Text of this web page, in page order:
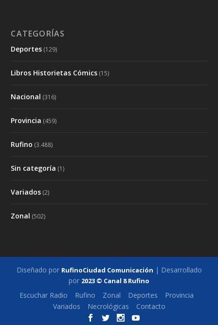
CATEGORÍAS
Deportes (129)
Libros Historietas Cómics (15)
Nacional (316)
Provincia (459)
Rufino (3.488)
Sin categoría (1)
Variados (2)
Zonal (502)
Diseñado por RufinoCiudad Comunicación | Desarrollado
por 2023 © Canal 8 Rufino
Escuchar Radio Rufino Zonal Deportes
Provincia
Variados
Necrológicas Contacto